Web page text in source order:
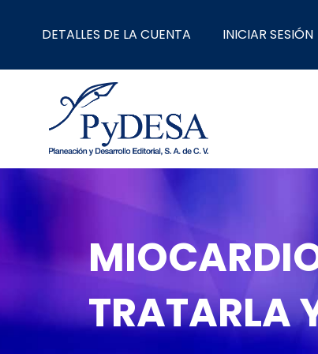
DETALLES DE LA CUENTA INICIAR SESIÓN
TRATARLA